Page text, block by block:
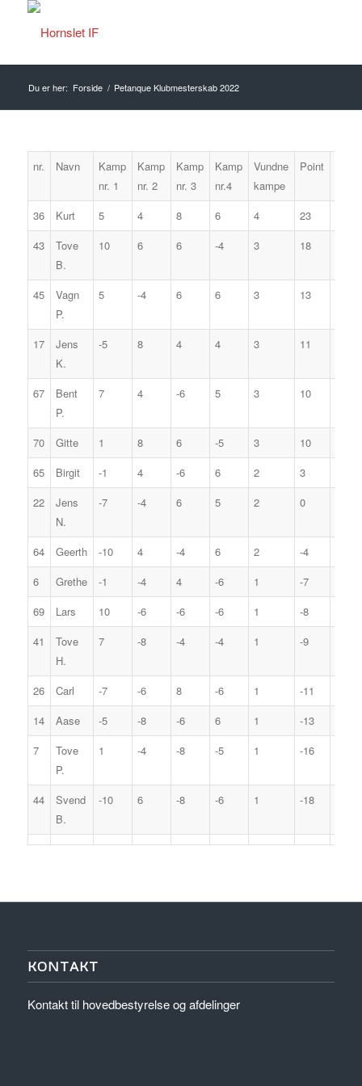
Du er her: Forside / Petanque Klubmesterskab 2022
nr. Navn
Kamp
nr. 1
Kamp
nr. 2
Kamp
nr. 3
Kamp
nr.4
Vundne
kampe
Point
36 Kurt 5 4 8 6 4 23
43
Tove
B.
10 6 6 -4 3 18
45
Vagn
P.
5 -4 6 6 3 13
17
Jens
K.
-5 8 4 4 3 11
67
Bent
P.
7 4 -6 5 3 10
70 Gitte 1 8 6 -5 3 10
65
Birgit -1 4 -6 6 2 3
22
Jens
N.
-7 -4 6 5 2 0
64 Geerth -10 4 -4 6 2 -4
6
Grethe -1 -4 4 -6 1 -7
69
Lars 10 -6 -6 -6 1 -8
41
Tove
H.
7 -8 -4 -4 1 -9
26 Carl -7 -6 8 -6 1 -11
14
Aase -5 -8 -6 6 1 -13
7
Tove
P.
1 -4 -8 -5 1 -16
44
Svend
B.
-10 6 -8 -6 1 -18
KONTAKT
Kontakt til hovedbestyrelse og afdelinger